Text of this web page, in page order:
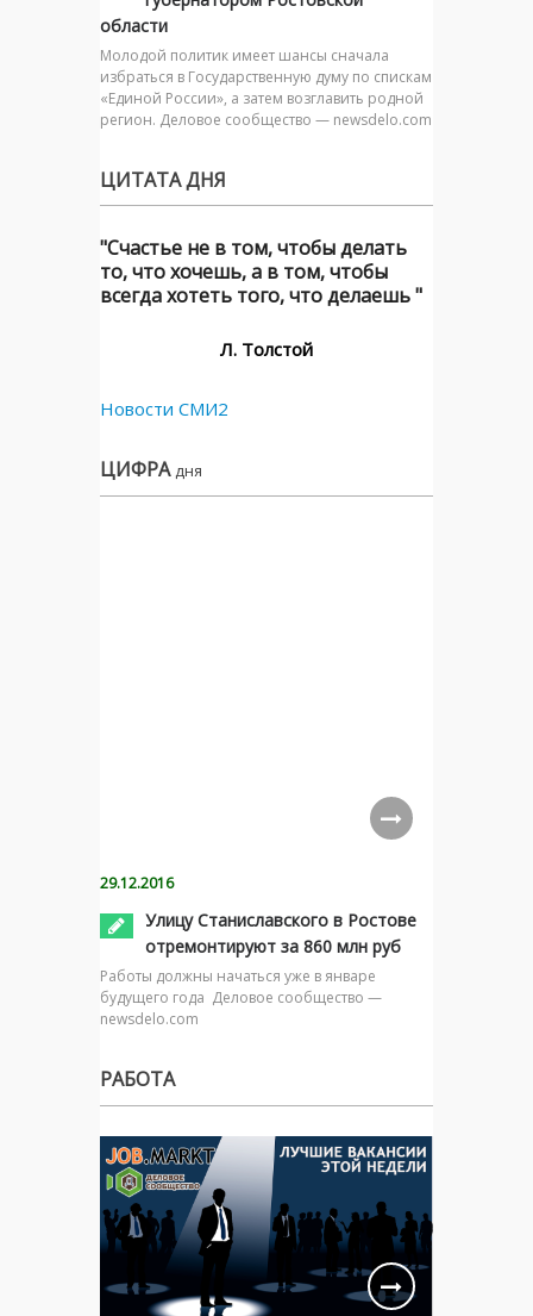
области
Молодой политик имеет шансы сначала
избраться в Государственную думу по спискам
«Единой России», а затем возглавить родной
регион. Деловое сообщество — newsdelo.com
ЦИТАТА ДНЯ
"Счастье не в том, чтобы делать
то, что хочешь, а в том, чтобы
всегда хотеть того, что делаешь "
Л. Толстой
Новости СМИ2
ЦИФРА дня
29.12.2016
Улицу Станиславского в Ростове
отремонтируют за 860 млн руб
Работы должны начаться уже в январе
будущего года Деловое сообщество —
newsdelo.com
РАБОТА